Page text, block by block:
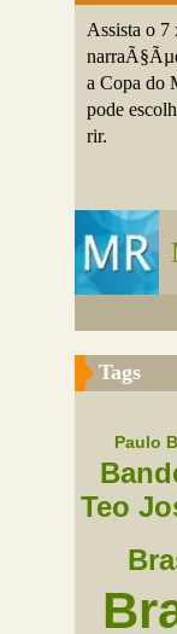
Assista o
a Copa do
pode
rir.
Tags
Paulo
Teo